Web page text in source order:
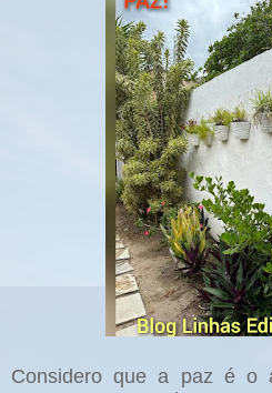
Considero que a paz é o